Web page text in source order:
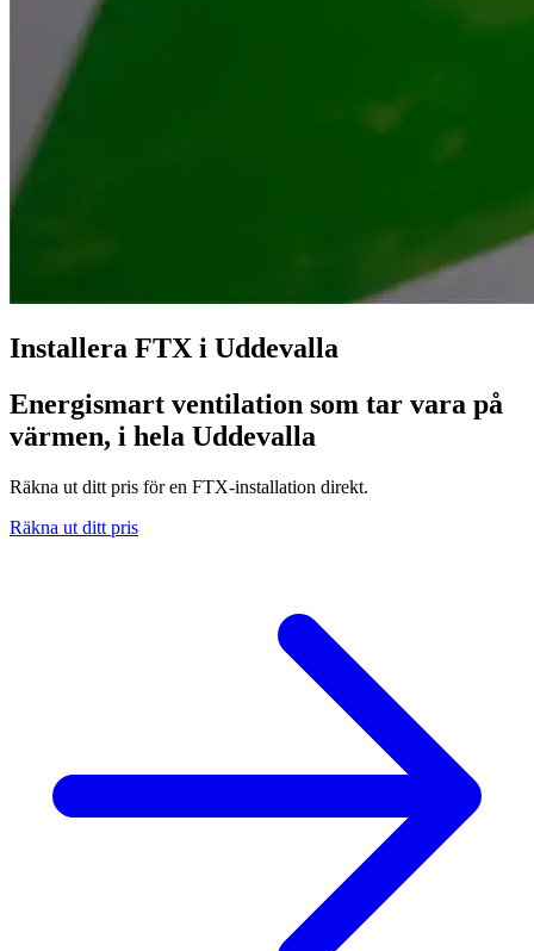
Installera FTX i Uddevalla
Energismart ventilation som tar vara på
värmen, i hela Uddevalla
Räkna ut ditt pris för en FTX-installation direkt.
Räkna ut ditt pris